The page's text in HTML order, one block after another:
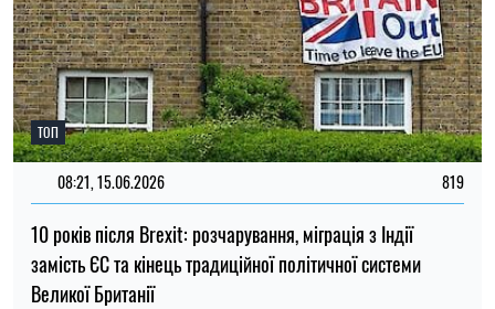
ТОП
08:21, 15.06.2026 819
10 років після Brexit: розчарування, міграція з Індії
замість ЄС та кінець традиційної політичної системи
Великої Британії